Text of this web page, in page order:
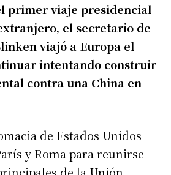
primer viaje presidencial
el secretario de
viajó a Europa el
intentando construir
contra una China en
de Estados Unidos
y Roma para reunirse